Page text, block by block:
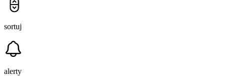
sortuj
alerty